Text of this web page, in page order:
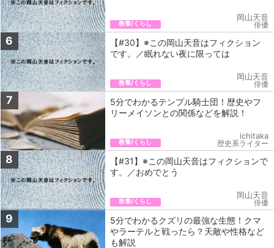
教養/くらし
岡山天音
俳優
6
【#30】※この岡山天音はフィクション
です。／眠れない夜に限っては
教養/くらし
岡山天音
俳優
7
5分でわかるテンプル騎士団！歴史やフ
リーメイソンとの関係などを解説！
教養/くらし
ichitaka
歴史系ライター
8
【#31】※この岡山天音はフィクションで
す。／おめでとう
教養/くらし
岡山天音
俳優
9
5分でわかるクズリの最強な生態！クマ
やラーテルと戦ったら？天敵や性格など
も解説